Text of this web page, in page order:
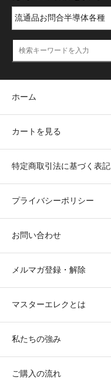
ホーム
カートを見る
特定商取引法に基づく表記
プライバシーポリシー
お問い合わせ
メルマガ登録・解除
マスターエレクとは
私たちの強み
ご購入の流れ